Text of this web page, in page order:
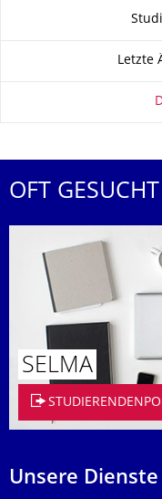
Zu dieser Seite
Letzte
OFT GESUCHT
SELMA
Unsere Dienste